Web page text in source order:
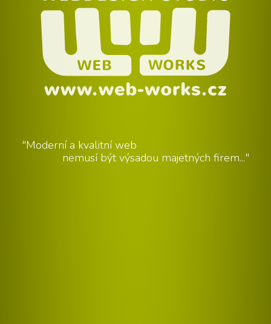
"Moderní a kvalitní web
nemusí být výsadou majetných firem..."